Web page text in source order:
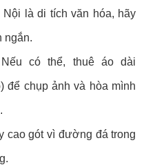
là di tích văn hóa, hãy
ngắn.
có thể, thuê áo dài
để chụp ảnh và hòa mình
cao gót vì đường đá trong